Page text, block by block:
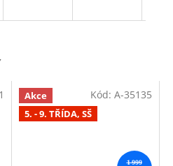
Akce
5. - 9. TŘÍDA, SŠ
1 999
Kód: A-35135